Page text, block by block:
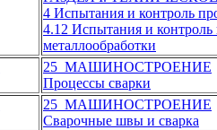
4 Испытания и контроль
4.12 Испытания и
металлообработки
25 МАШИНОСТРОЕНИЕ
Процессы сварки
25 МАШИНОСТРОЕНИЕ
Сварочные швы и сварка